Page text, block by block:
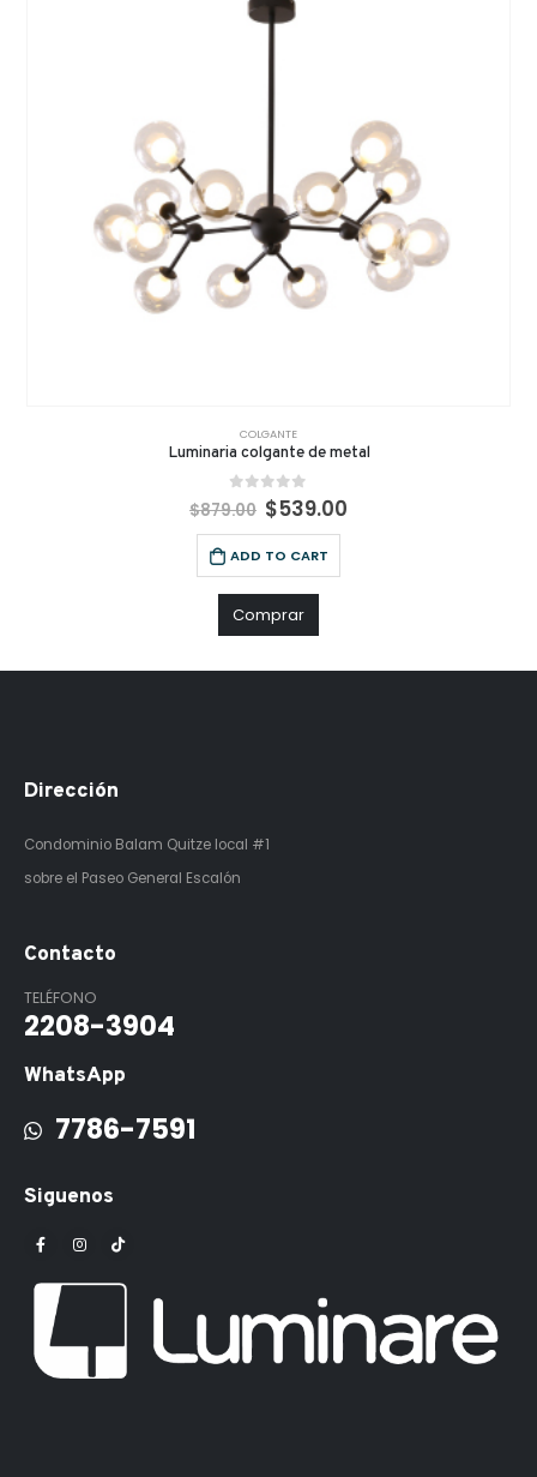
COLGANTE
Luminaria colgante de metal
out of 5
$879.00 $539.00
ADD TO CART
Comprar
Dirección
Condominio Balam Quitze local #1
sobre el Paseo General Escalón
Contacto
TELÉFONO
2208-3904
WhatsApp
7786-7591
Siguenos